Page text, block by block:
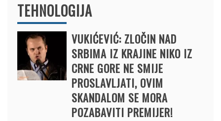
TEHNOLOGIJA
VUKIĆEVIĆ: ZLOČIN NAD
SRBIMA IZ KRAJINE NIKO IZ
CRNE GORE NE SMIJE
PROSLAVLJATI, OVIM
SKANDALOM SE MORA
POZABAVITI PREMIJER!